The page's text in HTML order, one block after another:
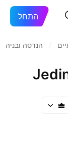
התחל
הנדסה ובניה